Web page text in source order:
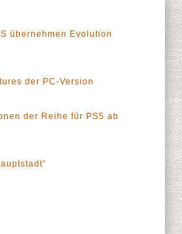
übernehmen Evolution
der PC-Version
der Reihe für PS5 ab